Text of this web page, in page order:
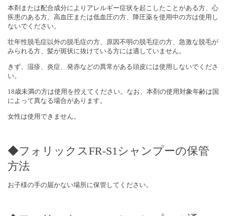
本剤または配合成分によりアレルギー症状を起こしたことがある方、心
疾患のある方、高血圧または低血圧の方、降圧薬を使用中の方は使用し
ないでください。
壮年性脱毛症以外の脱毛症の方、原因不明の脱毛症の方、急激な脱毛が
みられる方、髪が斑状に抜けている方には適していません。
きず、湿疹、炎症、発赤などの異常がある頭皮には使用しないでくださ
い。
18歳未満の方は使用を控えてください。なお、本剤の使用対象年齢は国
によって異なる場合があります。
女性は使用できません。
◆フォリックスFR-S1シャンプーの保管
方法
お子様の手の届かない場所に保管してください。